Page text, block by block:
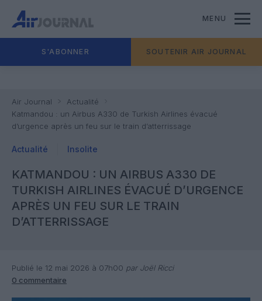
MENU
S'ABONNER SOUTENIR AIR JOURNAL
Air Journal
Actualité
Katmandou : un Airbus A330 de Turkish Airlines évacué
d’urgence après un feu sur le train d’atterrissage
Actualité Insolite
KATMANDOU : UN AIRBUS A330 DE
TURKISH AIRLINES ÉVACUÉ D’URGENCE
APRÈS UN FEU SUR LE TRAIN
D’ATTERRISSAGE
Publié le 12 mai 2026 à 07h00 par Joël Ricci
0 commentaire